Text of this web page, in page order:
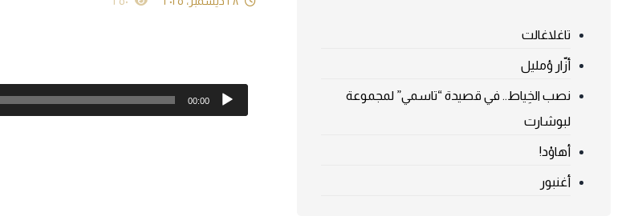
00:00
تاغلاغالت
أزّار ؤمليل
نصب الخِياط.. في قصيدة “تاسمي” لمجموعة
لبوشارت
أهاوْد!
أغنبور